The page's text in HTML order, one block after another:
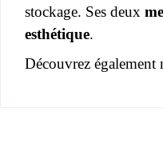
stockage. Ses deux
esthétique.
Découvrez également